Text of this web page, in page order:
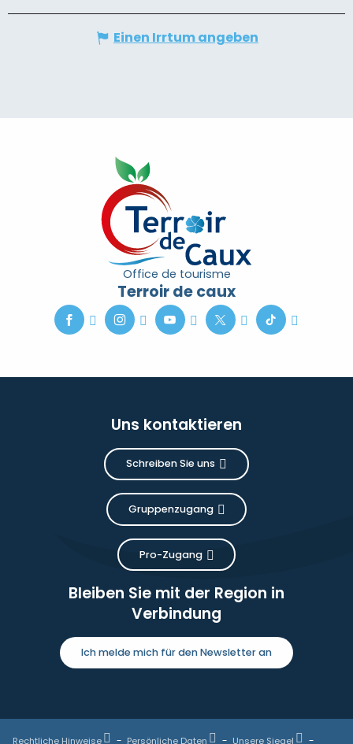
Einen Irrtum angeben
Office de tourisme
Terroir de caux
Uns kontaktieren
Schreiben Sie uns
Gruppenzugang
Pro-Zugang
Bleiben Sie mit der Region in
Verbindung
Ich melde mich für den Newsletter an
Rechtliche Hinweise Persönliche Daten
Unsere Siegel